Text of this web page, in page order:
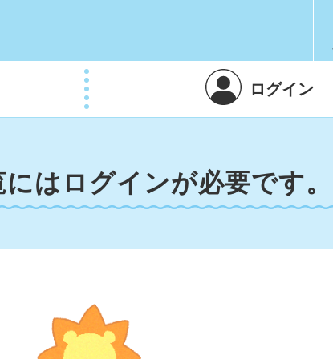
ログイン
はログインが必要です。